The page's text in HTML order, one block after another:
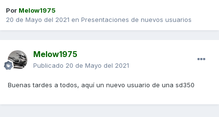
Por Melow1975
20 de Mayo del 2021 en Presentaciones de nuevos usuarios
Melow1975
Publicado 20 de Mayo del 2021
Buenas tardes a todos, aquí un nuevo usuario de una sd350